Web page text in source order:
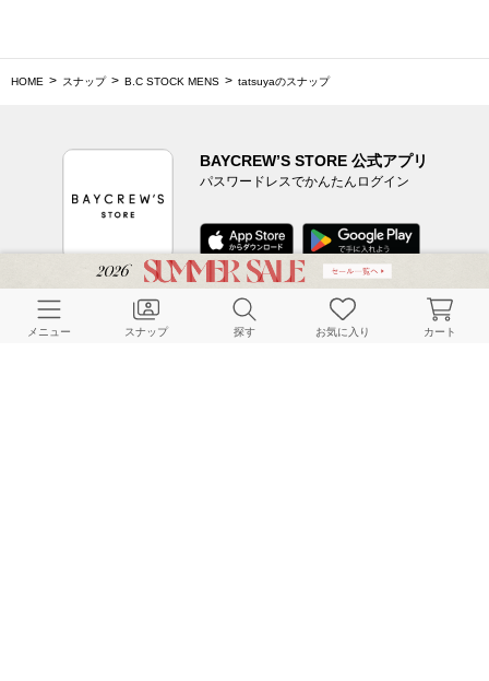
HOME スナップ B.C STOCK MENS tatsuyaのスナップ
BAYCREW’S STORE 公式アプリ
パスワードレスでかんたんログイン
CUSTOMER SERVICE
メニュー スナップ 探す お気に入り カート